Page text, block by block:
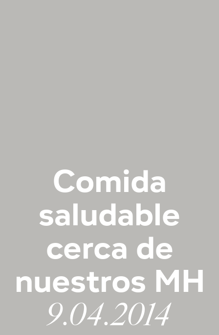
Comida
saludable
cerca de
nuestros MH
9.04.2014